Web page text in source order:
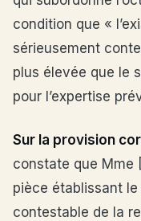
condition que «
sérieusement
plus élevée que le
pour l’expertise
Sur la provision
constate que Mme
pièce établissant
contestable de la